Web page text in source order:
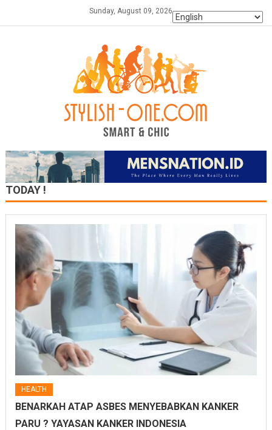
Sunday, August 09, 2026
TODAY !
HEALTH
BENARKAH ATAP ASBES MENYEBABKAN KANKER
PARU ? YAYASAN KANKER INDONESIA